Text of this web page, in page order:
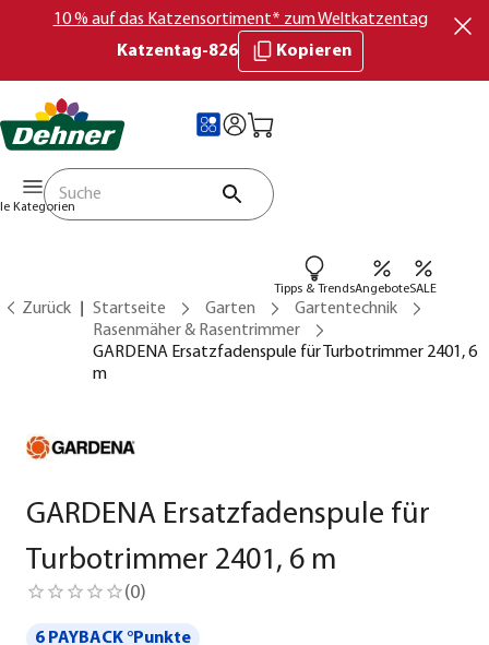
10 % auf das Katzensortiment* zum Weltkatzentag
Katzentag-826
Kopieren
Kategorien
Tipps & TrendsAngeboteSALE
Zurück Startseite Garten
Gartentechnik
Rasenmäher & Rasentrimmer
GARDENA Ersatzfadenspule für Turbotrimmer 2401, 6
m
GARDENA Ersatzfadenspule für
Turbotrimmer 2401, 6 m
(0)
6 PAYBACK °Punkte